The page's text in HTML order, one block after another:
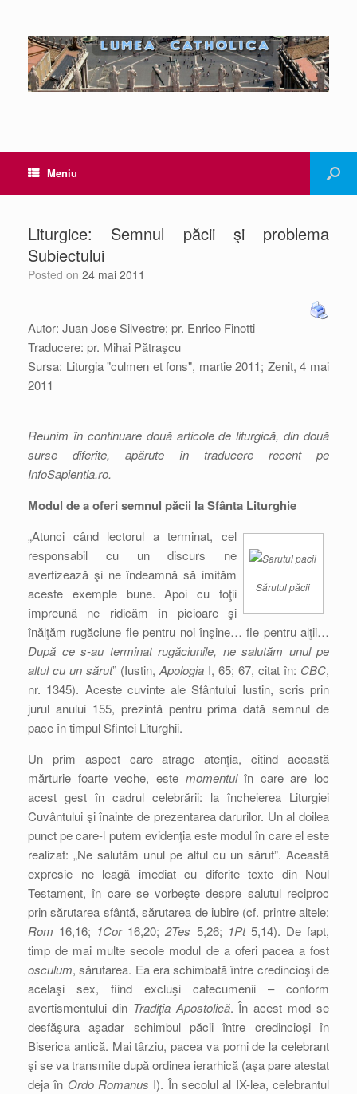
Meniu
Liturgice: Semnul păcii şi problema
Subiectului
Posted on 24 mai 2011
Autor: Juan Jose Silvestre; pr. Enrico Finotti
Traducere: pr. Mihai Pătraşcu
Sursa: Liturgia "culmen et fons", martie 2011; Zenit, 4 mai
2011
Reunim în continuare două articole de liturgică, din două
surse diferite, apărute în traducere recent pe
InfoSapientia.ro.
Modul de a oferi semnul păcii la Sfânta Liturghie
Sărutul păcii
„Atunci când lectorul a terminat, cel
responsabil cu un discurs ne
avertizează şi ne îndeamnă să imităm
aceste exemple bune. Apoi cu toţii
împreună ne ridicăm în picioare şi
înălţăm rugăciune fie pentru noi înşine… fie pentru alţii…
După ce s-au terminat rugăciunile, ne salutăm unul pe
altul cu un sărut” (Iustin, Apologia I, 65; 67, citat în: CBC,
nr. 1345). Aceste cuvinte ale Sfântului Iustin, scris prin
jurul anului 155, prezintă pentru prima dată semnul de
pace în timpul Sfintei Liturghii.
Un prim aspect care atrage atenţia, citind această
mărturie foarte veche, este momentulîn care are loc
acest gest în cadrul celebrării: la încheierea Liturgiei
Cuvântului şi înainte de prezentarea darurilor. Un al doilea
punct pe care-l putem evidenţia este modul în care el este
realizat: „Ne salutăm unul pe altul cu un sărut”. Această
expresie ne leagă imediat cu diferite texte din Noul
Testament, în care se vorbeşte despre salutul reciproc
prin sărutarea sfântă, sărutarea de iubire (cf. printre altele:
Rom 16,16; 1Cor16,20;2Tes 5,26; 1Pt5,14). De fapt,
timp de mai multe secole modul de a oferi pacea a fost
osculum, sărutarea. Ea era schimbată între credincioşi de
acelaşi sex, fiind excluşi catecumenii – conform
avertismentului din Tradiţia Apostolică. În acest mod se
desfăşura aşadar schimbul păcii între credincioşi în
Biserica antică. Mai târziu, pacea va porni de la celebrant
şi se va transmite după ordinea ierarhică (aşa pare atestat
deja în Ordo Romanus I). În secolul al IX-lea, celebrantul